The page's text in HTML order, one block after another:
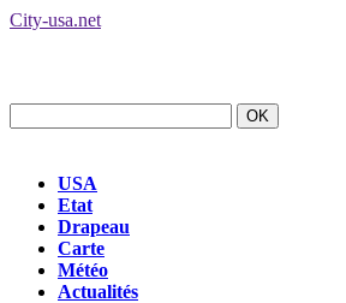
City-usa.net
USA
Etat
Drapeau
Carte
Météo
Actualités